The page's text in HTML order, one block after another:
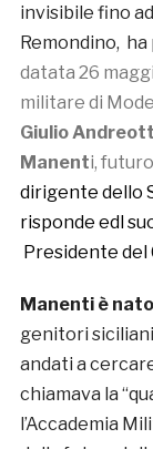
invisibile fino
Remondino,
datata 26
militare di
Giulio
Manenti,
dirigente dello
risponde edl
Presidente del
Manenti è
genitori
andati a
chiamava la
l’Accademia